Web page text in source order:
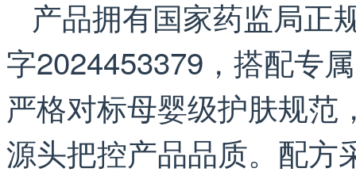
产品拥有国家药监局正
字2024453379，搭配专
严格对标母婴级护肤规
源头把控产品品质。配方